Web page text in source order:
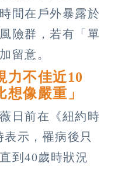
間在戶外暴露於
險群，若有「單
留意。
力不佳近10
像嚴重」
日前在《紐約時
示，罹病後只
到40歲時狀況